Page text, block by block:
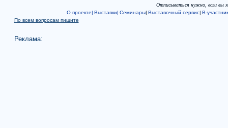
Отписываться нужно, если вы
О проекте| Выставки| Семинары| Выставочный сервис| В-
По всем вопросам пишите
Реклама: